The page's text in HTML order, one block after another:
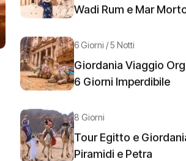
Wadi Rum e Mar
6 Giorni / 5 Notti
Giordania Viaggio
6 Giorni Imperdibile
8 Giorni
Tour Egitto e
Piramidi e Petra